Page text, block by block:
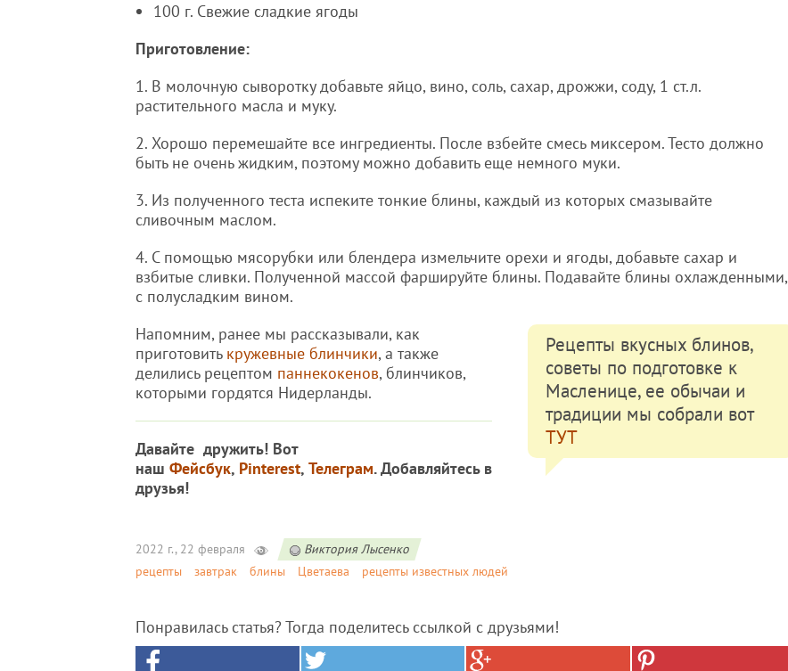
100 г. Свежие сладкие ягоды
Приготовление:
1. В молочную сыворотку добавьте яйцо, вино, соль, сахар, дрожжи, соду, 1 ст.л.
растительного масла и муку.
2. Хорошо перемешайте все ингредиенты. После взбейте смесь миксером. Тесто должно
быть не очень жидким, поэтому можно добавить еще немного муки.
3. Из полученного теста испеките тонкие блины, каждый из которых смазывайте
сливочным маслом.
4. С помощью мясорубки или блендера измельчите орехи и ягоды, добавьте сахар и
взбитые сливки. Полученной массой фаршируйте блины. Подавайте блины охлажденными,
с полусладким вином.
Рецепты вкусных блинов,
советы по подготовке к
Масленице, ее обычаи и
традиции мы собрали вот
ТУТ
Напомним, ранее мы рассказывали, как
приготовить кружевные блинчики, а также
делились рецептом паннекокенов, блинчиков,
которыми гордятся Нидерланды.
Давайте дружить! Вот
наш Фейсбук, Pinterest, Телеграм. Добавляйтесь в
друзья!
2022 г., 22 февраля
Виктория Лысенко
рецепты
завтрак блины Цветаева рецепты известных людей
Понравилась статья? Тогда поделитесь ссылкой с друзьями!